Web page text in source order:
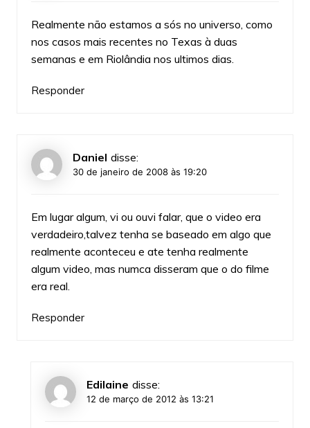
Realmente não estamos a sós no universo, como
nos casos mais recentes no Texas à duas
semanas e em Riolândia nos ultimos dias.
Responder
Daniel disse:
30 de janeiro de 2008 às 19:20
Em lugar algum, vi ou ouvi falar, que o video era
verdadeiro,talvez tenha se baseado em algo que
realmente aconteceu e ate tenha realmente
algum video, mas numca disseram que o do filme
era real.
Responder
Edilaine disse:
12 de março de 2012 às 13:21